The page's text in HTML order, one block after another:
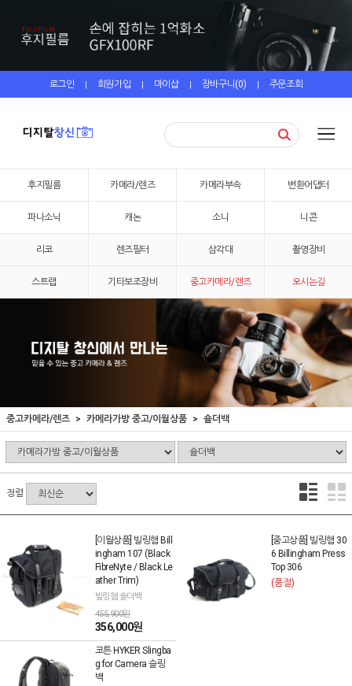
로그인 | 회원가입 | 마이샵 | 장바구니(0) | 주문조회
후지필름 카메라/렌즈 카메라부속 변환어댑터
파나소닉 캐논 소니 니콘
리코 렌즈필터 삼각대 촬영장비
스트랩 기타보조장비 중고카메라/렌즈 오시는길
중고카메라/렌즈 카메라가방 중고/이월상품 숄더백
정렬
[이월상품] 빌링햄 Bill
ingham 107 (Black
FibreNyte / Black Le
ather Trim)
빌링햄 숄더백
455,900원
356,000원
[중고상품] 빌링햄 30
6 Billingham Press
Top 306
(품절)
코튼 HYKER Slingba
g for Camera 슬링
백